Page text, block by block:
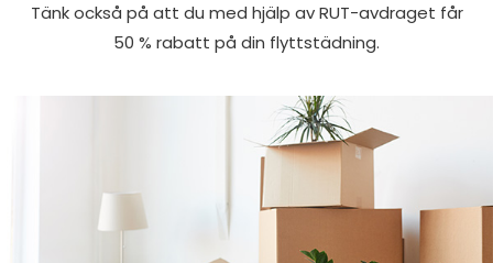
Tänk också på att du med hjälp av RUT-avdraget får
50 % rabatt på din flyttstädning.